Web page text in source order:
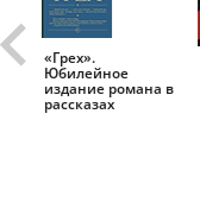
«Грех».
Юбилейное
издание романа в
рассказах